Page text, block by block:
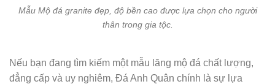
Mẫu Mộ đá granite đẹp, độ bền cao được lựa chọn cho người
thân trong gia tộc.
Nếu bạn đang tìm kiếm một mẫu lăng mộ đá chất lượng,
đẳng cấp và uy nghiêm, Đá Anh Quân chính là sự lựa